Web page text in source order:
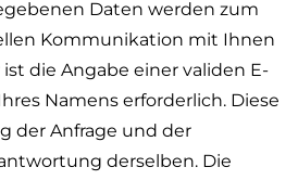
Daten werden zum
Kommunikation mit Ihnen
die Angabe einer validen E-
Namens erforderlich. Diese
der Anfrage und der
derselben. Die